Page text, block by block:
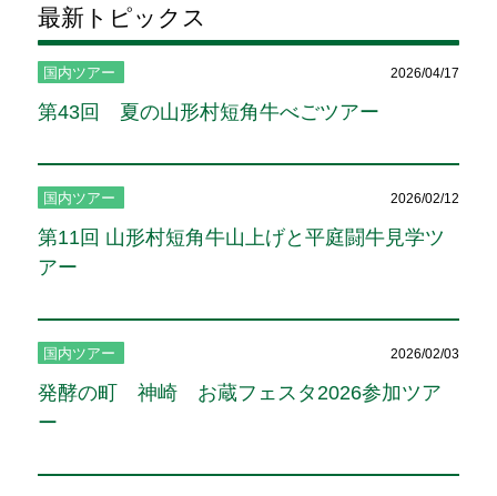
最新トピックス
国内ツアー 2026/04/17
第43回 夏の山形村短角牛べごツアー
国内ツアー 2026/02/12
第11回 山形村短角牛山上げと平庭闘牛見学ツ
アー
国内ツアー 2026/02/03
発酵の町 神崎 お蔵フェスタ2026参加ツア
ー